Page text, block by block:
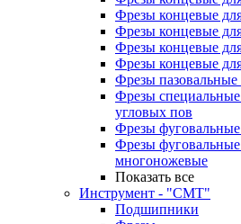
Фрезы концевые
Фрезы концевые
Фрезы концевые
Фрезы концевые
Фрезы пазовальные
Фрезы
угловых пов
Фрезы
Фрезы
многоножевые
Показать все
Инструмент - "СМТ"
Подшипники